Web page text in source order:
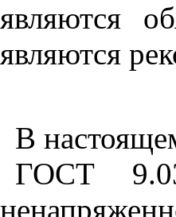
являются
являются
В
ГОСТ